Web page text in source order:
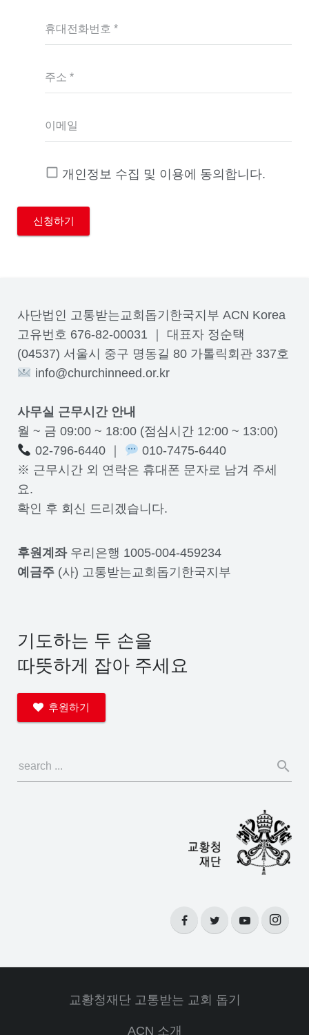
휴대전화번호 *
주소 *
이메일
개인정보 수집 및 이용에 동의합니다.
사단법인 고통받는교회돕기한국지부 ACN Korea
고유번호 676-82-00031 ｜ 대표자 정순택
(04537) 서울시 중구 명동길 80 가톨릭회관 337호
info@churchinneed.or.kr
사무실 근무시간 안내
월 ~ 금 09:00 ~ 18:00 (점심시간 12:00 ~ 13:00)
02-796-6440 ｜
010-7475-6440
※ 근무시간 외 연락은 휴대폰 문자로 남겨 주세
요.
확인 후 회신 드리겠습니다.
후원계좌우리은행 1005-004-459234
예금주 (사) 고통받는교회돕기한국지부
기도하는 두 손을
따뜻하게 잡아 주세요
후원하기
교황청재단 고통받는 교회 돕기
ACN 소개